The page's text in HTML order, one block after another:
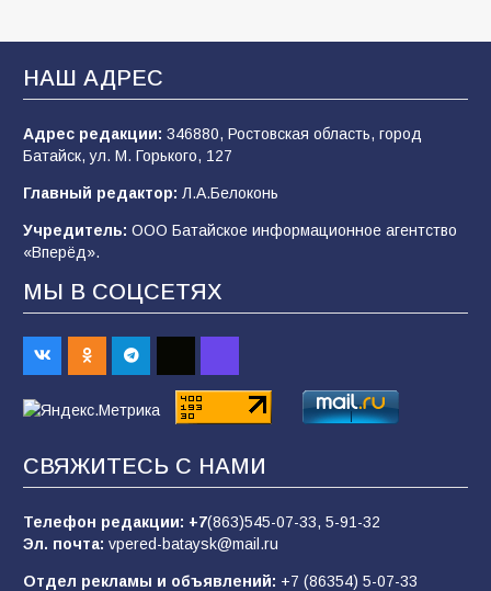
В Батайске продолжаются дорожные работы
101 04.08.2026
после выборов: в Госдуме дали ответ
99 06.08.2026
«Слухами Москву не возьмёшь»: почему
заявления Киева о мобилизации — это
отчаяние, а не разведка
02.08.2026
В детском саду № 35 дети освоили
строительные профессии в ходе
спортивного праздника
76 07.08.2026
НАШ АДРЕС
Адрес редакции: 346880, Ростовская область, город
Батайск, ул. М. Горького, 127
Главный редактор: Л.А.Белоконь
Учредитель: ООО Батайское информационное агентство
«Вперёд».
МЫ В СОЦСЕТЯХ
СВЯЖИТЕСЬ С НАМИ
Телефон редакции: +7(863)545-07-33, 5-91-32
Эл. почта: vpered-bataysk@mail.ru
Отдел рекламы и объявлений: +7 (86354) 5-07-33